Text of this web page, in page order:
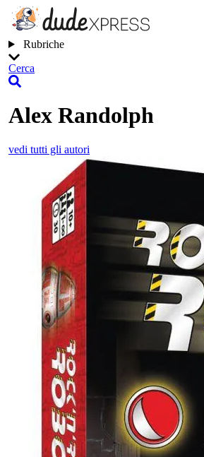
Rubriche
Cerca
Alex Randolph
vedi tutti gli autori